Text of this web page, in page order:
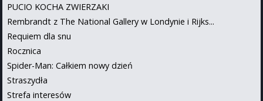
PUCIO KOCHA ZWIERZAKI
Rembrandt z The National Gallery w Londynie i Rijks...
Requiem dla snu
Rocznica
Spider-Man: Całkiem nowy dzień
Straszydła
Strefa interesów